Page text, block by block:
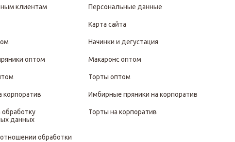
клиентам
оптом
корпоратив
обработку
данных
обработки
Персональные данные
Карта сайта
Начинки и дегустация
Макаронс оптом
Торты оптом
Имбирные пряники на корпоратив
Торты на корпоратив